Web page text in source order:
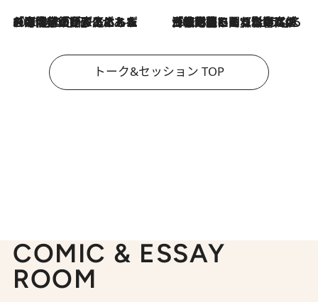
2026.8.3
「今後値上げがあるとすれば…」「リスクがあるのは今年の冬」エネルギー専門家が語る、ホルムズ海峡封鎖が家庭にもたらす“ある心配” 2026.8.3
「住宅建てられない…」「サーチャージ料の高値が続いている」ホルムズ海峡封鎖による影響はいつまで続く？《エネルギー専門家に聞く“どうなる日本の暮らし”》
トーク&セッション TOP
COMIC & ESSAY
ROOM